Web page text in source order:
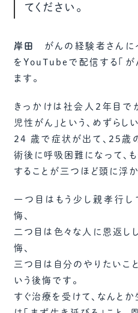
てください。
岸田
がんの経験者さんに
をYouTubeで配信する「が
ます。
きっかけは社会人２年目で
児性がん」という、めずらし
24 歳で症状が出て、25歳
術後に呼吸困難になって、も
することが三つほど頭に浮か
一つ目はもう少し親孝行し
悔、
二つ目は色々な人に恩返し
悔、
三つ目は自分のやりたいこ
いう後悔です。
すぐ治療を受けて、なんと